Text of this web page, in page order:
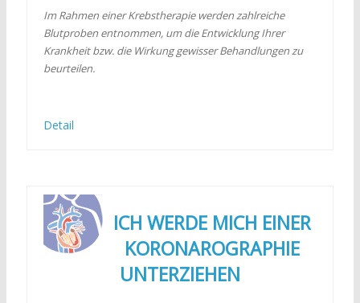
Im Rahmen einer Krebstherapie werden zahlreiche
Blutproben entnommen, um die Entwicklung Ihrer
Krankheit bzw. die Wirkung gewisser Behandlungen zu
beurteilen.
Detail
ICH WERDE MICH EINER
KORONAROGRAPHIE
UNTERZIEHEN